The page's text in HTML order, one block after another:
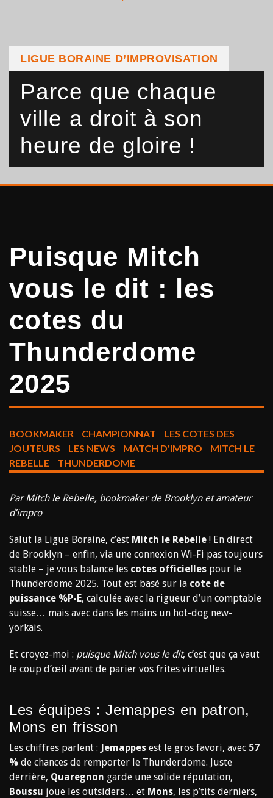
LIGUE BORAINE D’IMPROVISATION
Parce que chaque
ville a droit à son
heure de gloire !
Puisque Mitch
vous le dit : les
cotes du
Thunderdome
2025
BOOKMAKER CHAMPIONNAT
LES COTES DES
JOUTEURS
LES NEWS MATCH D'IMPRO
MITCH LE
REBELLE
THUNDERDOME
Par Mitch le Rebelle, bookmaker de Brooklyn et amateur
d’impro
Salut la Ligue Boraine, c’est Mitch le Rebelle ! En direct
de Brooklyn – enfin, via une connexion Wi-Fi pas toujours
stable – je vous balance les cotes officielles pour le
Thunderdome 2025. Tout est basé sur la cote de
puissance %P-E, calculée avec la rigueur d’un comptable
suisse… mais avec dans les mains un hot-dog new-
yorkais.
Et croyez-moi : puisque Mitch vous le dit, c’est que ça vaut
le coup d’œil avant de parier vos frites virtuelles.
Les équipes : Jemappes en patron,
Mons en frisson
Les chiffres parlent : Jemappes est le gros favori, avec 57
% de chances de remporter le Thunderdome. Juste
derrière, Quaregnon garde une solide réputation,
Boussu joue les outsiders… et Mons, les p’tits derniers,